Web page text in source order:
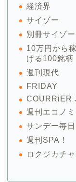
経済界
サイゾー
別冊サイゾ
10万円から
げる100銘柄
週刊現代
FRIDAY
COURRiER
週刊エコノミ
サンデー毎日
週刊SPA！
ロクジカチ